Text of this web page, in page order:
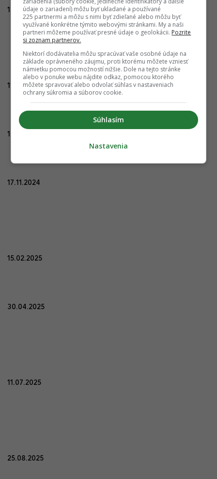
17.04.2024
11.08.2024
10.10.2024
17.11.2024
15.02.2025
30.04.2025
11.07.2025
25.08.2025
údaje o zariadení) môžu byť ukladané a používané
225 partnermi a môžu s nimi byť zdieľané alebo môžu byť
využívané konkrétne týmito webovými stránkami. My a naši
partneri môžeme používať presné údaje o geolokácii. Pozrite
si zoznam partnerov.
Niektorí dodávatelia môžu spracúvať vaše osobné údaje na
základe oprávneného záujmu, proti ktorému môžete vzniesť
námietku pomocou možností nižšie. Dole na tejto stránke
alebo v ponuke webu nájdite odkaz, pomocou ktorého
môžete spravovať alebo odvolať súhlas v nastaveniach
ochrany súkromia a súborov cookie.
Súhlasím
Nastavenia